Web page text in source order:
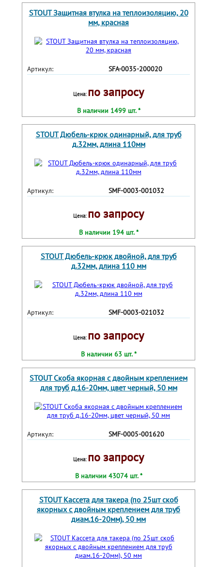
STOUT Защитная втулка на теплоизоляцию, 20
мм, красная
Артикул: SFA-0035-200020
Цена: по запросу
В наличии 1499 шт. *
STOUT Дюбель-крюк одинарный, для труб
д.32мм, длина 110мм
Артикул: SMF-0003-001032
Цена: по запросу
В наличии 194 шт. *
STOUT Дюбель-крюк двойной, для труб
д.32мм, длина 110 мм
Артикул: SMF-0003-021032
Цена: по запросу
В наличии 63 шт. *
STOUT Скоба якорная с двойным креплением
для труб д.16-20мм, цвет черный, 50 мм
Артикул: SMF-0005-001620
Цена: по запросу
В наличии 43074 шт. *
STOUT Кассета для такера (по 25шт скоб
якорных с двойным креплением для труб
диам.16-20мм), 50 мм